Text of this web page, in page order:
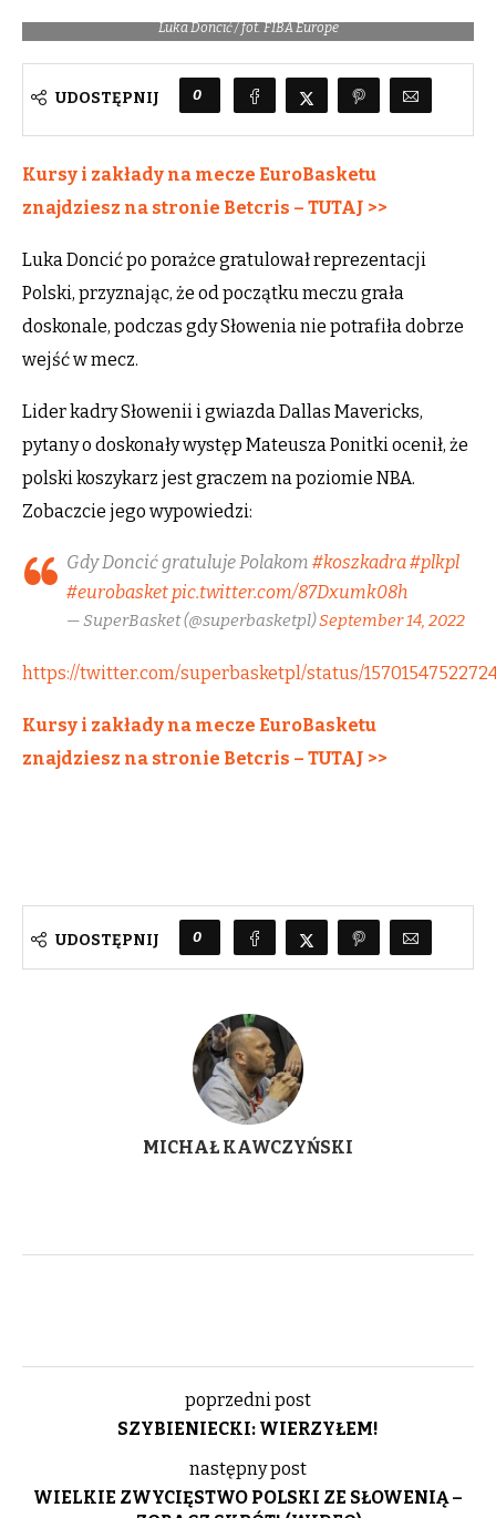
Luka Doncić / fot. FIBA Europe
UDOSTĘPNIJ 0
Kursy i zakłady na mecze EuroBasketu
znajdziesz na stronie Betcris – TUTAJ >>
Luka Doncić po porażce gratulował reprezentacji
Polski, przyznając, że od początku meczu grała
doskonale, podczas gdy Słowenia nie potrafiła dobrze
wejść w mecz.
Lider kadry Słowenii i gwiazda Dallas Mavericks,
pytany o doskonały występ Mateusza Ponitki ocenił, że
polski koszykarz jest graczem na poziomie NBA.
Zobaczcie jego wypowiedzi:
Gdy Doncić gratuluje Polakom #koszkadra#plkpl
#eurobasket pic.twitter.com/87Dxumk08h
— SuperBasket (@superbasketpl)September 14, 2022
https://twitter.com/superbasketpl/status/
Kursy i zakłady na mecze EuroBasketu
znajdziesz na stronie Betcris – TUTAJ >>
UDOSTĘPNIJ 0
MICHAŁ KAWCZYŃSKI
poprzedni post
SZYBIENIECKI: WIERZYŁEM!
następny post
WIELKIE ZWYCIĘSTWO POLSKI ZE SŁOWENIĄ –